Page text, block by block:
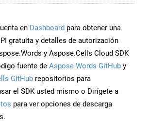
en Dashboard para obtener una
gratuita y detalles de autorización
y Aspose.Cells Cloud SDK
fuente de Aspose.Words GitHub y
GitHub repositorios para
el SDK usted mismo o Dirígete a
para ver opciones de descarga